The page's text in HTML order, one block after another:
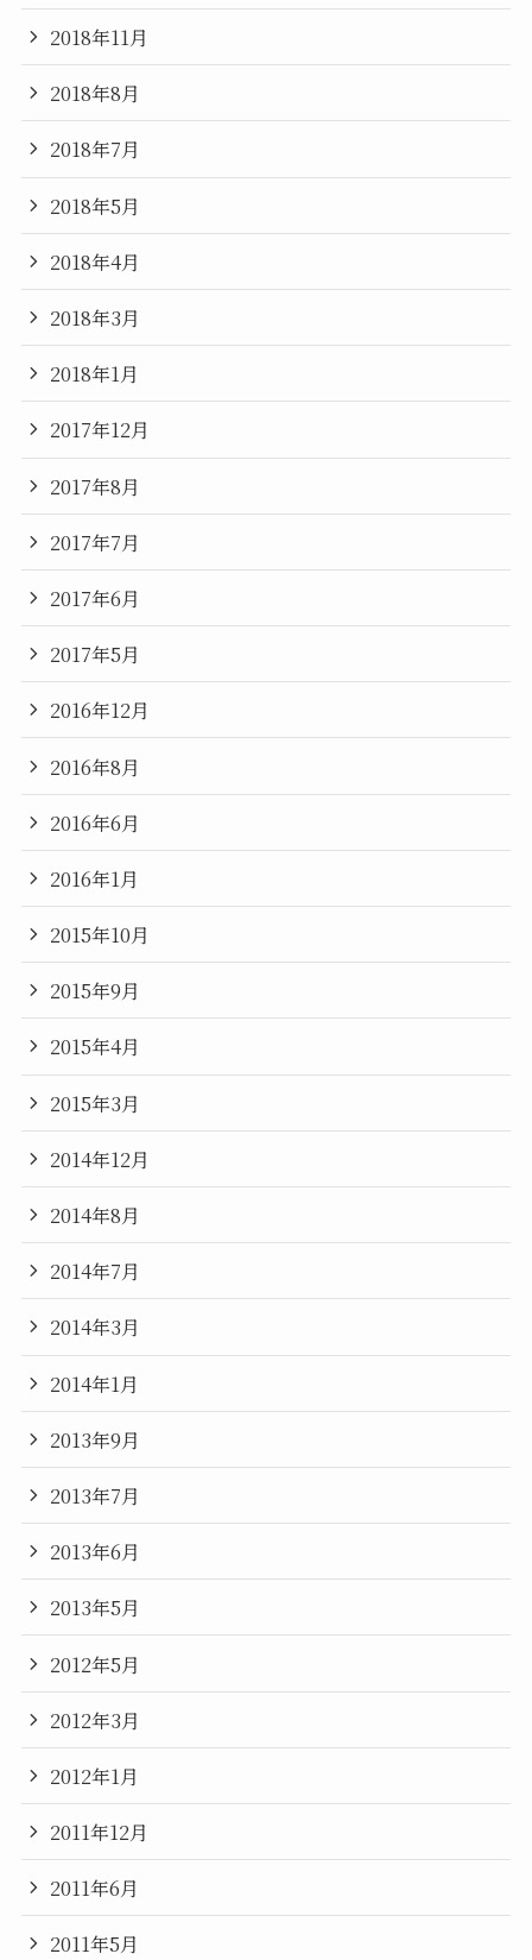
2018年11月
2018年8月
2018年7月
2018年5月
2018年4月
2018年3月
2018年1月
2017年12月
2017年8月
2017年7月
2017年6月
2017年5月
2016年12月
2016年8月
2016年6月
2016年1月
2015年10月
2015年9月
2015年4月
2015年3月
2014年12月
2014年8月
2014年7月
2014年3月
2014年1月
2013年9月
2013年7月
2013年6月
2013年5月
2012年5月
2012年3月
2012年1月
2011年12月
2011年6月
2011年5月